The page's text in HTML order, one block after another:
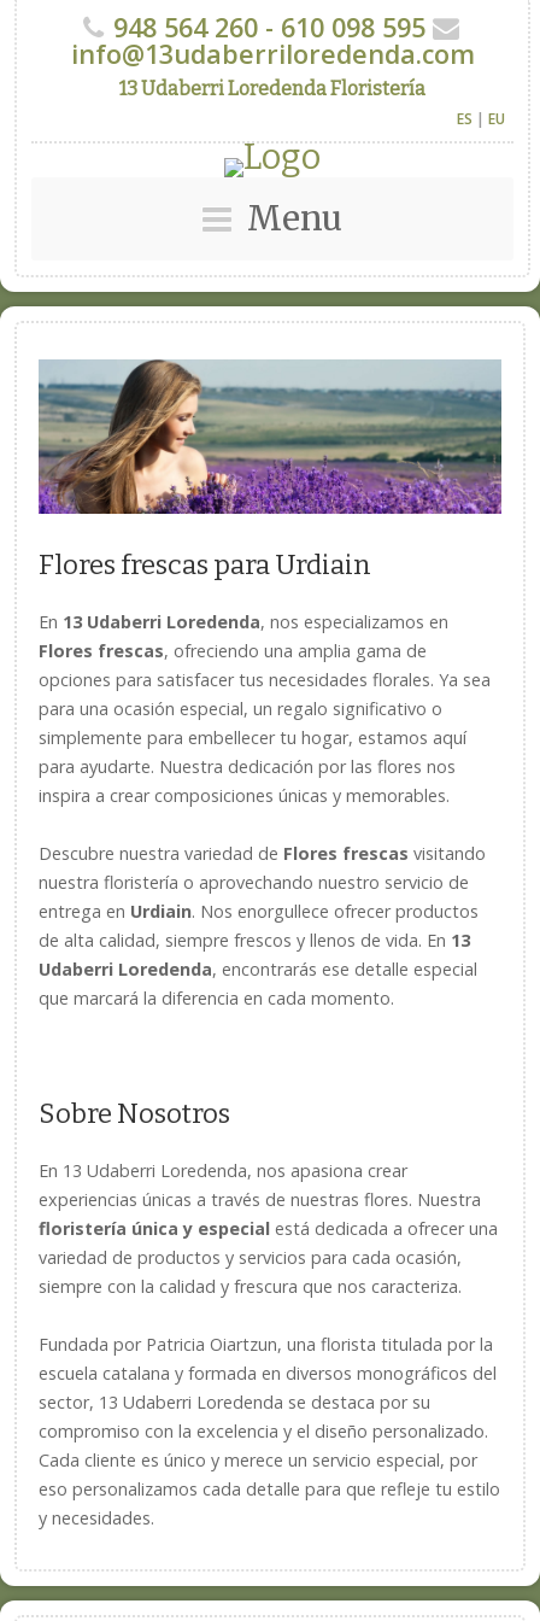
948 564 260 - 610 098 595
info@13udaberriloredenda.com
13 Udaberri Loredenda Floristería
ES | EU
Menu
Flores frescas para Urdiain
En 13 Udaberri Loredenda, nos especializamos en
Flores frescas, ofreciendo una amplia gama de
opciones para satisfacer tus necesidades florales. Ya sea
para una ocasión especial, un regalo significativo o
simplemente para embellecer tu hogar, estamos aquí
para ayudarte. Nuestra dedicación por las flores nos
inspira a crear composiciones únicas y memorables.
Descubre nuestra variedad de Flores frescas visitando
nuestra floristería o aprovechando nuestro servicio de
entrega en Urdiain. Nos enorgullece ofrecer productos
de alta calidad, siempre frescos y llenos de vida. En 13
Udaberri Loredenda, encontrarás ese detalle especial
que marcará la diferencia en cada momento.
Sobre Nosotros
En 13 Udaberri Loredenda, nos apasiona crear
experiencias únicas a través de nuestras flores. Nuestra
floristería única y especial está dedicada a ofrecer una
variedad de productos y servicios para cada ocasión,
siempre con la calidad y frescura que nos caracteriza.
Fundada por Patricia Oiartzun, una florista titulada por la
escuela catalana y formada en diversos monográficos del
sector, 13 Udaberri Loredenda se destaca por su
compromiso con la excelencia y el diseño personalizado.
Cada cliente es único y merece un servicio especial, por
eso personalizamos cada detalle para que refleje tu estilo
y necesidades.